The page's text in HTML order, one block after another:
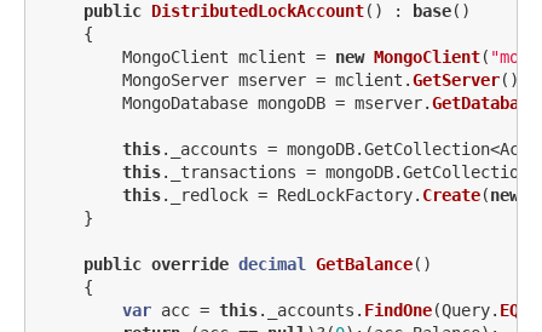
public DistributedLockAccount() : base()
{
MongoClient mclient = new MongoClient(
MongoServer mserver = mclient .GetServer();
MongoDatabase mongoDB = mserver.GetDatabase
this. _accounts = mongoDB.GetCollection<
this. _transactions = mongoDB.GetCollection
this. _redlock = RedLockFactory. Create(new
}
public override decimal GetBalance()
{
var acc = this. _accounts . FindOne(Query. EQ